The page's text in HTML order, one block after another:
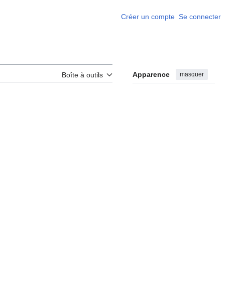
Créer un compte Se connecter
Boîte à outils Apparence masquer